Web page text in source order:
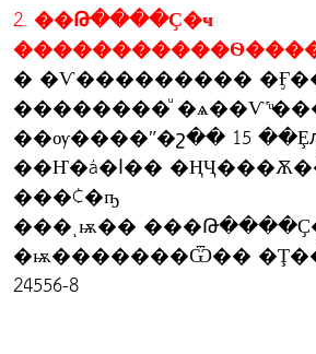
2. ��Թ����Ҫ�ҹ
� �Ѵ���������
��������ͧ
��ѹ����ʺ�շ�� 15
��Ҥ�á�ا�� �ҢҶ���Ѫ�����ɡ-
���¢�ҧ
���ͺѭ��
�ѭ�������Ѿ�� �Ţ���
24556-8